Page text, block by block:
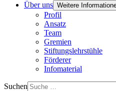
Über uns Weitere
Profil
Ansatz
Team
Gremien
Stiftungslehrstühle
Förderer
Infomaterial
Suchen